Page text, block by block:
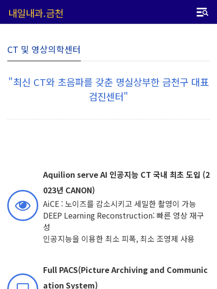
내일내과.금천
CT 및 영상의학센터
"최신 CT와 초음파를 갖춘 명실상부한 금천구 대표
검진센터"
Aquilion serve AI 인공지능 CT 국내 최초 도입 (2
023년 CANON)
AiCE : 노이즈를 감소시키고 세밀한 촬영이 가능
DEEP Learning Reconstruction: 빠른 영상 재구
성
인공지능을 이용한 최소 피폭, 최소 조영제 사용
Full PACS(Picture Archiving and Communic
ation System)